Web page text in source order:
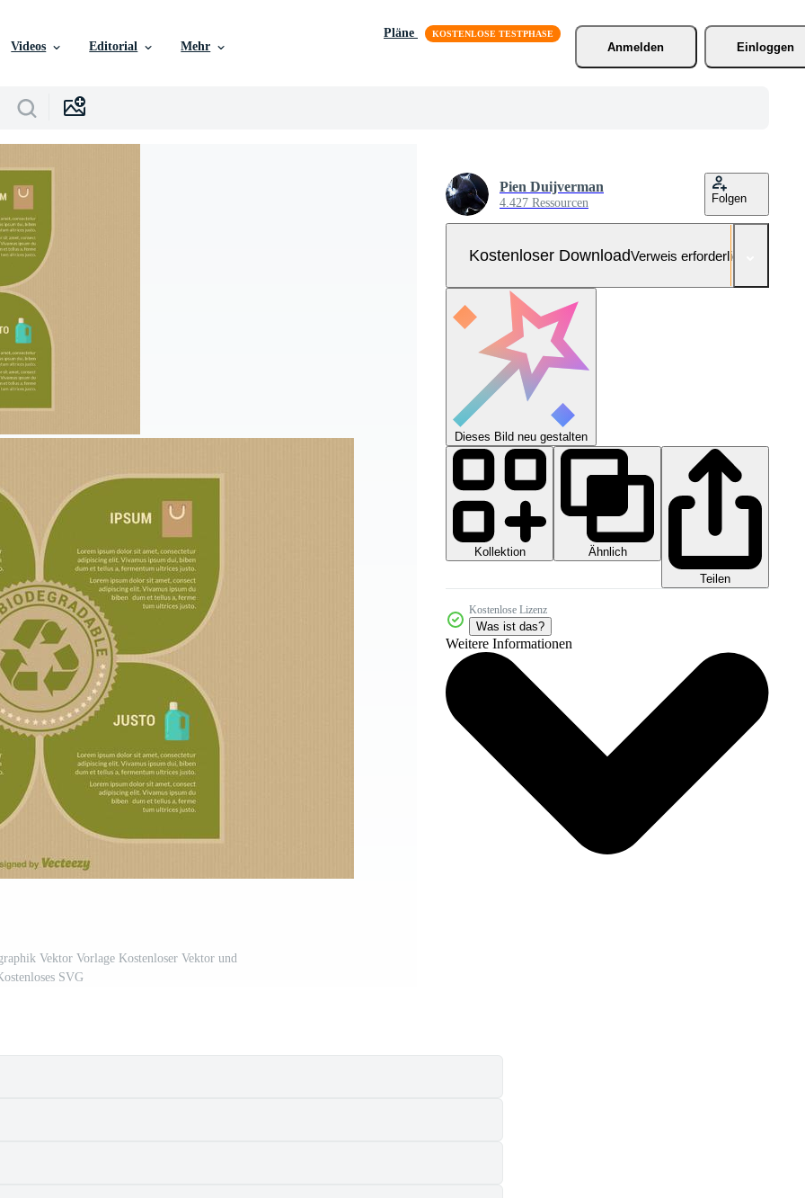
Videos Editorial Mehr
Pläne
Anmelden
Einloggen
Vektor Vorlage Kostenloser Vektor und
SVG
Pien Duijverman
4.427 Ressourcen Folgen
Kostenloser DownloadVerweis erforderlich
Dieses Bild neu gestalten
Kollektion
Ähnlich
Teilen
Kostenlose Lizenz
Was ist das?
Weitere Informationen